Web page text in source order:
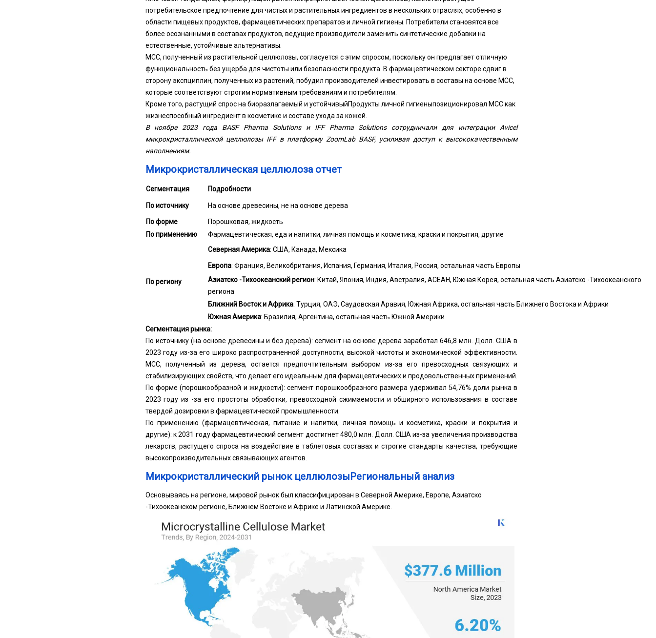
потребительское предпочтение для чистых и растительных ингредиентов в нескольких отраслях, особенно в
области пищевых продуктов, фармацевтических препаратов и личной гигиены. Потребители становятся все
более осознанными в составах продуктов, ведущие производители заменить синтетические добавки на
естественные, устойчивые альтернативы.
MCC, полученный из растительной целлюлозы, согласуется с этим спросом, поскольку он предлагает отличную
функциональность без ущерба для чистоты или безопасности продукта. В фармацевтическом секторе сдвиг в
сторону экспциплин, полученных из растений, побудил производителей инвестировать в составы на основе MCC,
которые соответствуют строгим нормативным требованиям и потребителям.
Кроме того, растущий спрос на биоразлагаемый и устойчивыйПродукты личной гигиеныпозиционировал MCC как
жизнеспособный ингредиент в косметике и составе ухода за кожей.
В ноябре 2023 года BASF Pharma Solutions и IFF Pharma Solutions сотрудничали для интеграции Avicel
микрокристаллической целлюлозы IFF в платформу ZoomLab BASF, усиливая доступ к высококачественным
наполнениям.
Микрокристаллическая целлюлоза отчет
Сегментация Подробности
По источнику На основе древесины, не на основе дерева
По форме
Порошковая, жидкость
По применению
Фармацевтическая, еда и напитки, личная помощь и косметика, краски и покрытия, другие
По региону
Северная Америка: США, Канада, Мексика
Европа: Франция, Великобритания, Испания, Германия, Италия, Россия, остальная часть Европы
Азиатско -Тихоокеанский регион: Китай, Япония, Индия, Австралия, АСЕАН, Южная Корея, остальная часть Азиатско -Тихоокеанского
региона
Ближний Восток и Африка: Турция, ОАЭ, Саудовская Аравия, Южная Африка, остальная часть Ближнего Востока и Африки
Южная Америка: Бразилия, Аргентина, остальная часть Южной Америки
Сегментация рынка:
По источнику (на основе древесины и без дерева): сегмент на основе дерева заработал 646,8 млн. Долл. США в
2023 году из-за его широко распространенной доступности, высокой чистоты и экономической эффективности.
MCC, полученный из дерева, остается предпочтительным выбором из-за его превосходных связующих и
стабилизирующих свойств, что делает его идеальным для фармацевтических и продовольственных применений.
По форме (порошкообразной и жидкости): сегмент порошкообразного размера удерживал 54,76% доли рынка в
2023 году из -за его простоты обработки, превосходной сжимаемости и обширного использования в составе
твердой дозировки в фармацевтической промышленности.
По применению (фармацевтическая, питание и напитки, личная помощь и косметика, краски и покрытия и
другие): к 2031 году фармацевтический сегмент достигнет 480,0 млн. Долл. США из-за увеличения производства
лекарств, растущего спроса на воздействие в таблетовых составах и строгие стандарты качества, требующие
высокопроизводительных связывающих агентов.
Микрокристаллический рынок целлюлозыРегиональный анализ
Основываясь на регионе, мировой рынок был классифицирован в Северной Америке, Европе, Азиатско
-Тихоокеанском регионе, Ближнем Востоке и Африке и Латинской Америке.